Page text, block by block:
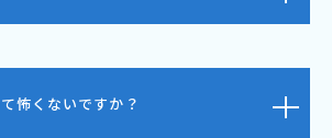
怖くないですか？